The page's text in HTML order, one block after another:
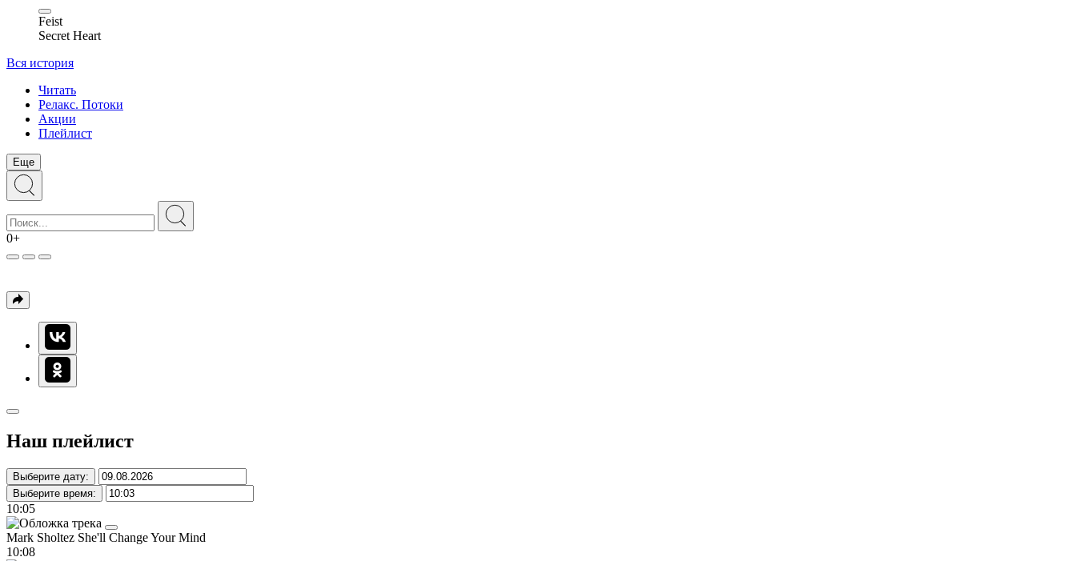
Feist
Secret Heart
Вся история
Читать
Релакс. Потоки
Акции
Плейлист
Еще
0+
Наш плейлист
Выберите дату:
Выберите время:
10:05
Mark Sholtez She'll Change Your Mind
10:08